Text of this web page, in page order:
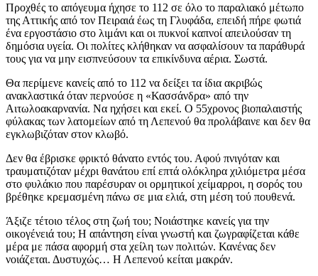
Προχθές το απόγευμα ήχησε το 112 σε όλο το παραλιακό μέτωπο
της Αττικής από τον Πειραιά έως τη Γλυφάδα, επειδή πήρε φωτιά
ένα εργοστάσιο στο λιμάνι και οι πυκνοί καπνοί απειλούσαν τη
δημόσια υγεία. Οι πολίτες κλήθηκαν να ασφαλίσουν τα παράθυρά
τους για να μην εισπνεύσουν τα επικίνδυνα αέρια. Σωστά.
Θα περίμενε κανείς από το 112 να δείξει τα ίδια ακριβώς
ανακλαστικά όταν περνούσε η «Κασσάνδρα» από την
Αιτωλοακαρνανία. Να ηχήσει και εκεί. Ο 55χρονος βιοπαλαιστής
φύλακας των λατομείων από τη Λεπενού θα προλάβαινε και δεν θα
εγκλωβιζόταν στον κλωβό.
Δεν θα έβρισκε φρικτό θάνατο εντός του. Αφού πνιγόταν και
τραυματιζόταν μέχρι θανάτου επί επτά ολόκληρα χιλιόμετρα μέσα
στο φυλάκιο που παρέσυραν οι ορμητικοί χείμαρροι, η σορός του
βρέθηκε κρεμασμένη πάνω σε μια ελιά, στη μέση τού πουθενά.
Άξιζε τέτοιο τέλος στη ζωή του; Νοιάστηκε κανείς για την
οικογένειά του; Η απάντηση είναι γνωστή και ζωγραφίζεται κάθε
μέρα με πάσα αφορμή στα χείλη των πολιτών. Κανένας δεν
νοιάζεται. Δυστυχώς… Η Λεπενού κείται μακράν.